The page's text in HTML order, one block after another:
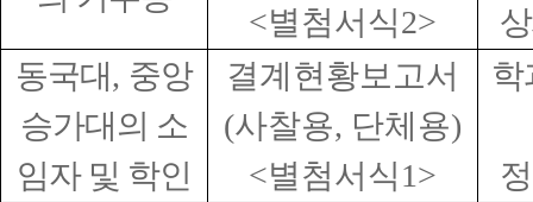
<별첨서식2>
동국대, 중앙
승가대의 소
임자 및 학인
결계현황보고서
(사찰용, 단체용)
<별첨서식1>
학